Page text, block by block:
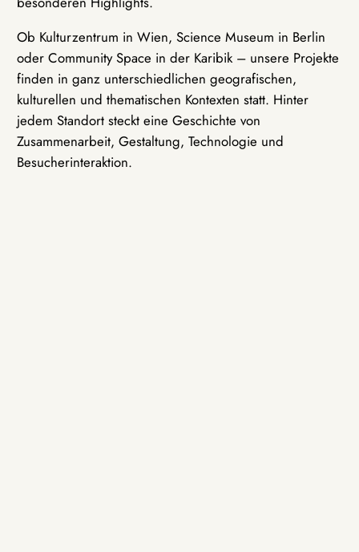
Ob Kulturzentrum in Wien, Science Museum in Berlin
oder Community Space in der Karibik – unsere Projekte
finden in ganz unterschiedlichen geografischen,
kulturellen und thematischen Kontexten statt. Hinter
jedem Standort steckt eine Geschichte von
Zusammenarbeit, Gestaltung, Technologie und
Besucherinteraktion.